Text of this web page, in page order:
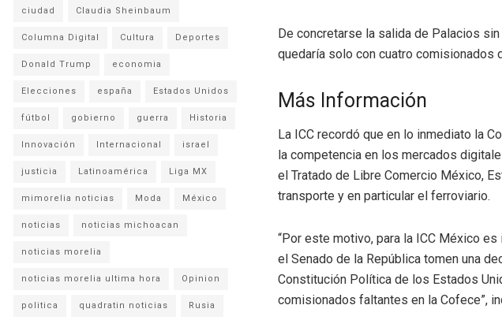
De concretarse la salida de Palacios
quedaría solo con cuatro comisionados
Más Información
La ICC recordó que en lo inmediato la
la competencia en los mercados
el Tratado de Libre Comercio México,
transporte y en particular el ferroviario.
“Por este motivo, para la ICC México
el Senado de la República tomen una
Constitución Política de los Estados
comisionados faltantes en la Cofece”,
ciudad Claudia Sheinbaum
Columna Digital Cultura Deportes
Donald Trump economia
Elecciones españa Estados Unidos
fútbol gobierno guerra Historia
Innovación Internacional israel
justicia Latinoamérica Liga MX
mimorelia noticias Moda México
noticias noticias michoacan
noticias morelia
noticias morelia ultima hora Opinion
politica quadratin noticias Rusia